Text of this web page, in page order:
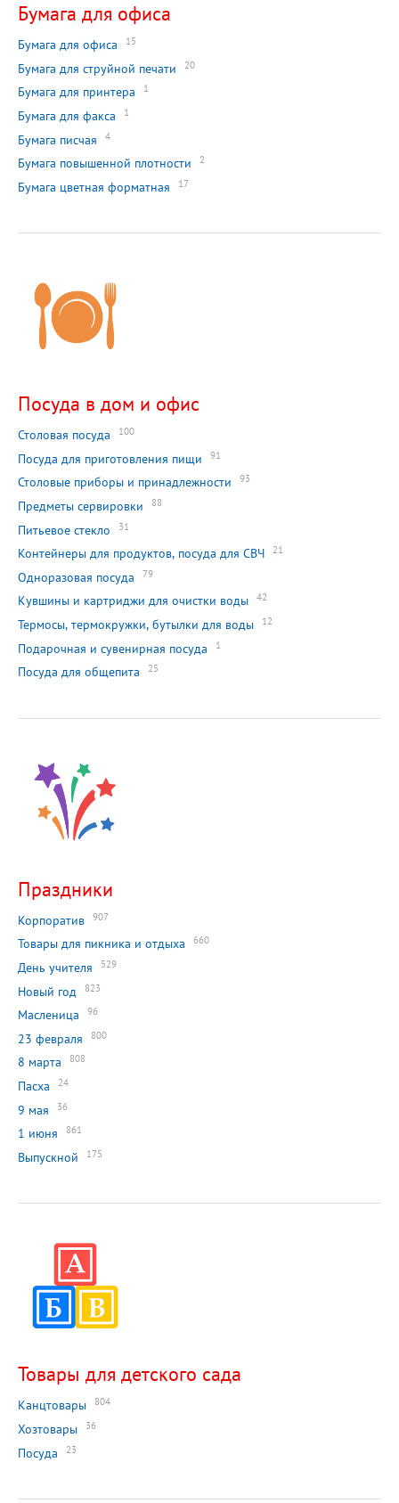
Бумага для офиса
Бумага для офиса 15
Бумага для струйной печати 20
Бумага для принтера 1
Бумага для факса 1
Бумага писчая 4
Бумага повышенной плотности 2
Бумага цветная форматная 17
Посуда в дом и офис
Столовая посуда 100
Посуда для приготовления пищи 91
Столовые приборы и принадлежности 93
Предметы сервировки 88
Питьевое стекло 31
Контейнеры для продуктов, посуда для СВЧ 21
Одноразовая посуда 79
Кувшины и картриджи для очистки воды 42
Термосы, термокружки, бутылки для воды 12
Подарочная и сувенирная посуда 1
Посуда для общепита 25
Праздники
Корпоратив 907
Товары для пикника и отдыха 660
День учителя 529
Новый год 823
Масленица 96
23 февраля 800
8 марта 808
Пасха 24
9 мая 36
1 июня 861
Выпускной 175
Товары для детского сада
Канцтовары 804
Хозтовары 36
Посуда 23